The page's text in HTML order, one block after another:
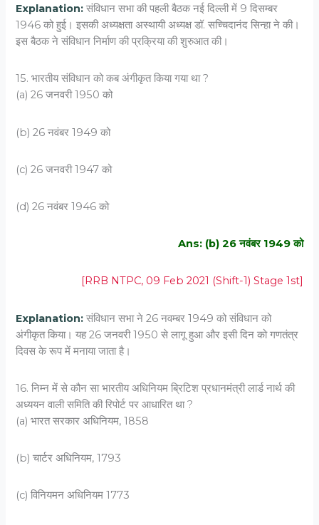
Explanation:संविधान सभा की पहली बैठक नई दिल्ली में 9 दिसम्बर
1946 को हुई। इसकी अध्यक्षता अस्थायी अध्यक्ष डॉ. सच्चिदानंद सिन्हा ने की।
इस बैठक ने संविधान निर्माण की प्रक्रिया की शुरुआत की।
15. भारतीय संविधान को कब अंगीकृत किया गया था ?
(a) 26 जनवरी 1950 को
(b) 26 नवंबर 1949 को
(c) 26 जनवरी 1947 को
(d) 26 नवंबर 1946 को
Ans: (b) 26 नवंबर 1949 को
[RRB NTPC, 09 Feb 2021 (Shift-1) Stage 1st]
Explanation: संविधान सभा ने 26 नवम्बर 1949 को संविधान को
अंगीकृत किया। यह 26 जनवरी 1950 से लागू हुआ और इसी दिन को गणतंत्र
दिवस के रूप में मनाया जाता है।
16. निम्न में से कौन सा भारतीय अधिनियम ब्रिटिश प्रधानमंत्री लार्ड नार्थ की
अध्ययन वाली समिति की रिपोर्ट पर आधारित था ?
(a) भारत सरकार अधिनियम, 1858
(b) चार्टर अधिनियम, 1793
(c) विनियमन अधिनियम 1773